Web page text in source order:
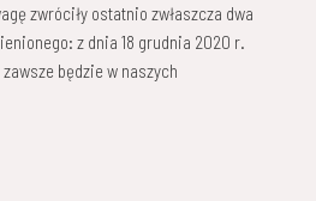
zwróciły ostatnio zwłaszcza dwa
z dnia 18 grudnia 2020 r.
będzie w naszych